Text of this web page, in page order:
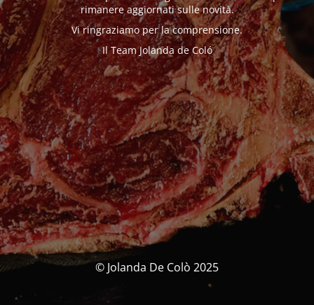
rimanere aggiornati sulle novità.
Vi ringraziamo per la comprensione.
Il Team Jolanda de Coló
© Jolanda De Colò 2025